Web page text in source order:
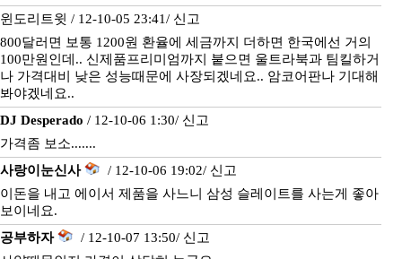
윈도리트윗 / 12-10-05 23:41/ 신고
800달러면 보통 1200원 환율에 세금까지 더하면 한국에선 거의
100만원인데.. 신제품프리미엄까지 붙으면 울트라북과 팀킬하거
나 가격대비 낮은 성능때문에 사장되겠네요.. 암코어판나 기대해
봐야겠네요..
DJ Desperado / 12-10-06 1:30/ 신고
가격좀 보소.......
사랑이눈신사
/ 12-10-06 19:02/ 신고
이돈을 내고 에이서 제품을 사느니 삼성 슬레이트를 사는게 좋아
보이네요.
공부하자
/ 12-10-07 13:50/ 신고